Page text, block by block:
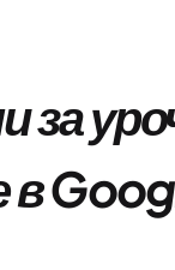
за
в